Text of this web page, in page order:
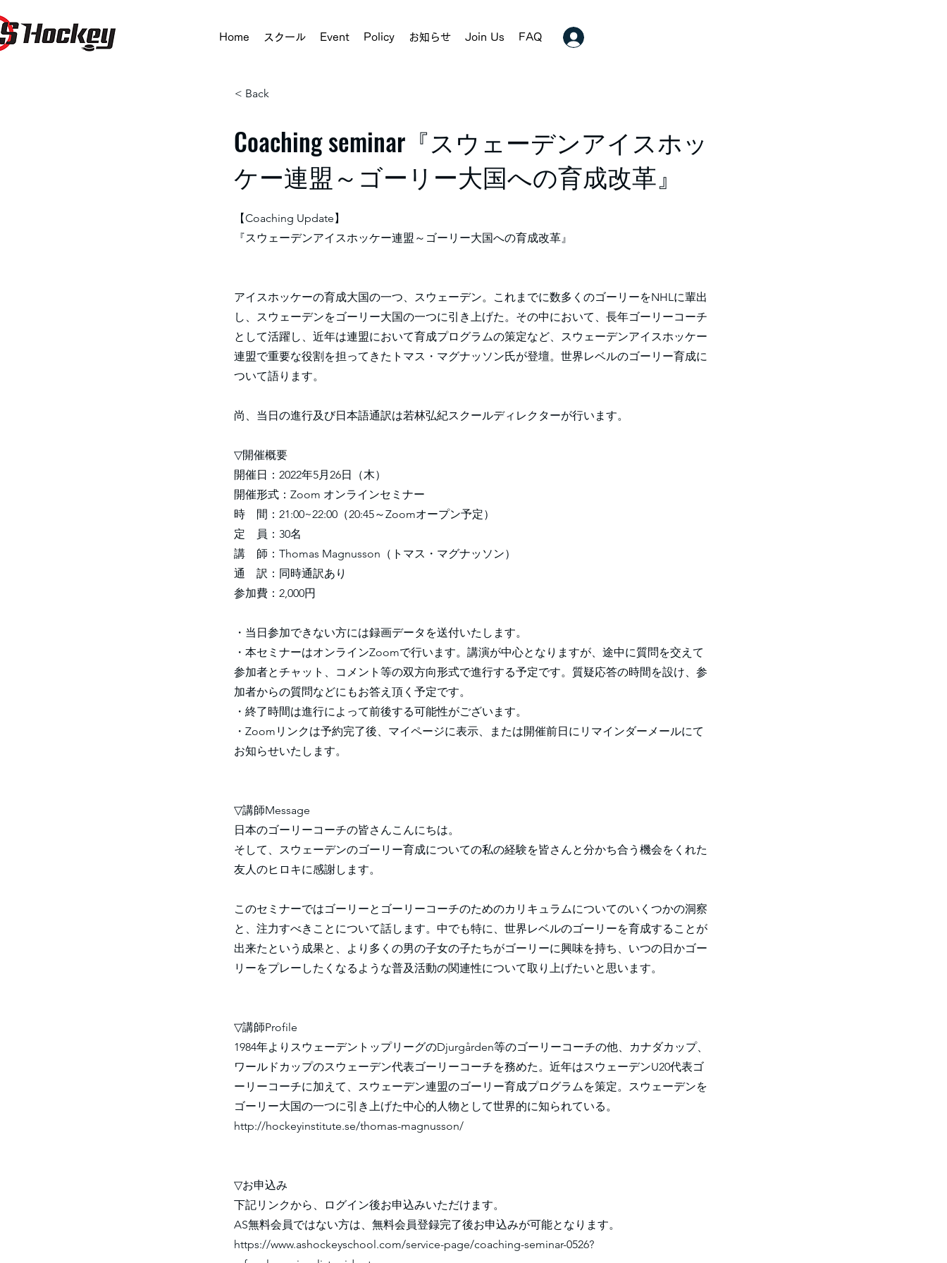
Home スクール Event Policy お知らせ Join Us FAQ
< Back
Coaching seminar『スウェーデンアイスホッ
ケー連盟～ゴーリー大国への育成改革』
【Coaching Update】
『スウェーデンアイスホッケー連盟～ゴーリー大国への育成改革』
アイスホッケーの育成大国の一つ、スウェーデン。これまでに数多くのゴーリーをNHLに輩出
し、スウェーデンをゴーリー大国の一つに引き上げた。その中において、長年ゴーリーコーチ
として活躍し、近年は連盟において育成プログラムの策定など、スウェーデンアイスホッケー
連盟で重要な役割を担ってきたトマス・マグナッソン氏が登壇。世界レベルのゴーリー育成に
ついて語ります。
尚、当日の進行及び日本語通訳は若林弘紀スクールディレクターが行います。
▽開催概要
開催日：2022年5月26日（木）
開催形式：Zoom オンラインセミナー
時 間：21:00~22:00（20:45～Zoomオープン予定）
定 員：30名
講 師：Thomas Magnusson（トマス・マグナッソン）
通 訳：同時通訳あり
参加費：2,000円
・当日参加できない方には録画データを送付いたします。
・本セミナーはオンラインZoomで行います。講演が中心となりますが、途中に質問を交えて
参加者とチャット、コメント等の双方向形式で進行する予定です。質疑応答の時間を設け、参
加者からの質問などにもお答え頂く予定です。
・終了時間は進行によって前後する可能性がございます。
・Zoomリンクは予約完了後、マイページに表示、または開催前日にリマインダーメールにて
お知らせいたします。
▽講師Message
日本のゴーリーコーチの皆さんこんにちは。
そして、スウェーデンのゴーリー育成についての私の経験を皆さんと分かち合う機会をくれた
友人のヒロキに感謝します。
このセミナーではゴーリーとゴーリーコーチのためのカリキュラムについてのいくつかの洞察
と、注力すべきことについて話します。中でも特に、世界レベルのゴーリーを育成することが
出来たという成果と、より多くの男の子女の子たちがゴーリーに興味を持ち、いつの日かゴー
リーをプレーしたくなるような普及活動の関連性について取り上げたいと思います。
▽講師Profile
1984年よりスウェーデントップリーグのDjurgården等のゴーリーコーチの他、カナダカップ、
ワールドカップのスウェーデン代表ゴーリーコーチを務めた。近年はスウェーデンU20代表ゴ
ーリーコーチに加えて、スウェーデン連盟のゴーリー育成プログラムを策定。スウェーデンを
ゴーリー大国の一つに引き上げた中心的人物として世界的に知られている。
http://hockeyinstitute.se/thomas-magnusson/
▽お申込み
下記リンクから、ログイン後お申込みいただけます。
AS無料会員ではない方は、無料会員登録完了後お申込みが可能となります。
https://www.ashockeyschool.com/service-page/coaching-seminar-0526?